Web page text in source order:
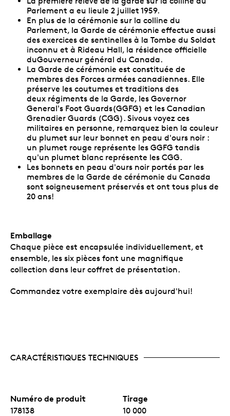
Parlement a eu lieule 2 juillet 1959.
En plus de la cérémonie sur la colline du
Parlement, la Garde de cérémonie effectue aussi
des exercices de sentinelles à la Tombe du Soldat
inconnu et à Rideau Hall, la résidence officielle
duGouverneur général du Canada.
La Garde de cérémonie est constituée de
membres des Forces armées canadiennes. Elle
préserve les coutumes et traditions des
deux régiments de la Garde, les Governor
General's Foot Guards(GGFG) et les Canadian
Grenadier Guards (CGG). Sivous voyez ces
militaires en personne, remarquez bien la couleur
du plumet sur leur bonnet en peau d'ours noir :
un plumet rouge représente les GGFG tandis
qu'un plumet blanc représente les CGG.
Les bonnets en peau d'ours noir portés par les
membres de la Garde de cérémonie du Canada
sont soigneusement préservés et ont tous plus de
20 ans!
Emballage
Chaque pièce est encapsulée individuellement, et
ensemble, les six pièces font une magnifique
collection dans leur coffret de présentation.
Commandez votre exemplaire dès aujourd'hui!
CARACTÉRISTIQUES TECHNIQUES
Numéro de produit
178138
Tirage
10 000